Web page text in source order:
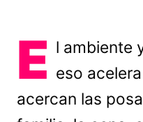
E l ambiente
eso
acercan las